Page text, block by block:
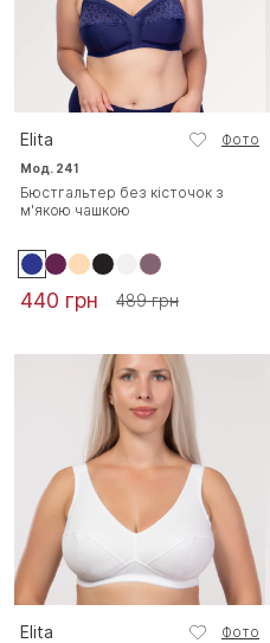
Elita Фото
Мод. 241
Бюстгальтер без кісточок з
м'якою чашкою
440 грн 489 грн
Elita Фото